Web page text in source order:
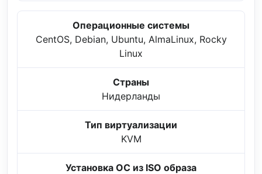
Операционные системы
CentOS, Debian, Ubuntu, AlmaLinux, Rocky
Linux
Страны
Нидерланды
Тип виртуализации
KVM
Установка ОС из ISO образа